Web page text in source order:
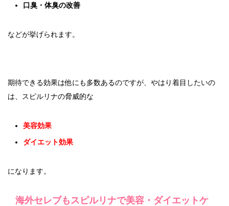
口臭・体臭の改善
などが挙げられます。
期待できる効果は他にも多数あるのですが、やはり着目したいの
は、スピルリナの脅威的な
美容効果
ダイエット効果
になります。
海外セレブもスピルリナで美容・ダイエットケ